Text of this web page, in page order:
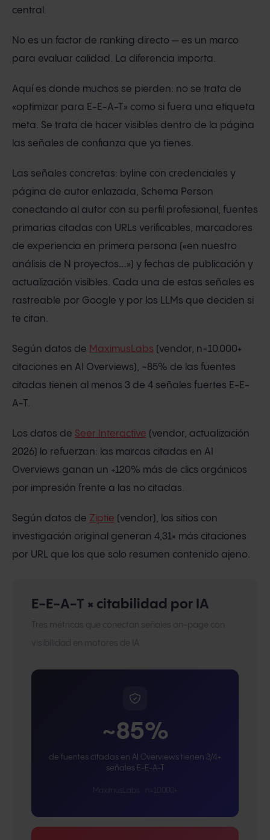
central.
No es un factor de ranking directo — es un marco
para evaluar calidad. La diferencia importa.
Aquí es donde muchos se pierden: no se trata de
«optimizar para E-E-A-T» como si fuera una etiqueta
meta. Se trata de hacer visibles dentro de la página
las señales de confianza que ya tienes.
Las señales concretas: byline con credenciales y
página de autor enlazada, Schema Person
conectando al autor con su perfil profesional, fuentes
primarias citadas con URLs verificables, marcadores
de experiencia en primera persona («en nuestro
análisis de N proyectos…») y fechas de publicación y
actualización visibles. Cada una de estas señales es
rastreable por Google y por los LLMs que deciden si
te citan.
Según datos de MaximusLabs (vendor, n=10.000+
citaciones en AI Overviews), ~85% de las fuentes
citadas tienen al menos 3 de 4 señales fuertes E-E-
A-T.
Los datos de Seer Interactive (vendor, actualización
2026) lo refuerzan: las marcas citadas en AI
Overviews ganan un +120% más de clics orgánicos
por impresión frente a las no citadas.
Según datos de Ziptie (vendor), los sitios con
investigación original generan 4,31× más citaciones
por URL que los que solo resumen contenido ajeno.
E-E-A-T × citabilidad por IA
~85%
de fuentes citadas en AI Overviews tienen 3/4+
señales E-E-A-T
MaximusLabs · n=10.000+